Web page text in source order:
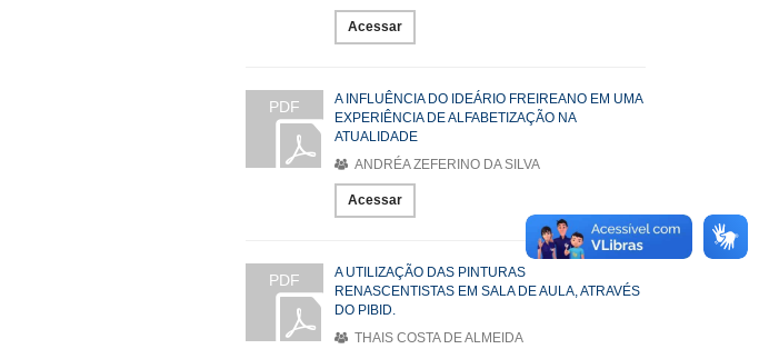
Acessar
PDF
A INFLUÊNCIA DO IDEÁRIO FREIREANO EM UMA
EXPERIÊNCIA DE ALFABETIZAÇÃO NA
ATUALIDADE
ANDRÉA ZEFERINO DA SILVA
Acessar
PDF
A UTILIZAÇÃO DAS PINTURAS
RENASCENTISTAS EM SALA DE AULA, ATRAVÉS
DO PIBID.
THAIS COSTA DE ALMEIDA